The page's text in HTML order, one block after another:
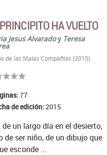
HA VUELTO
Jesus Alvaradoy Teresa
de las Malas Compañías (2015)
77
de edición: 2015
un largo día en el desierto,
de ser niño, de un dibujo que
esconde ...